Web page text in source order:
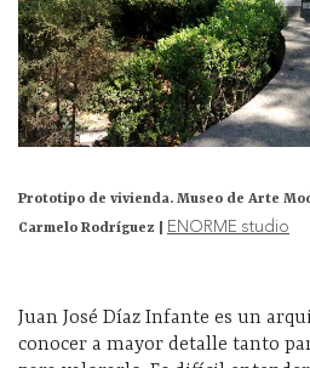
Prototipo de vivienda. Museo de Arte
Carmelo Rodríguez | ENORME studio
Juan José Díaz Infante es un
conocer a mayor detalle tanto